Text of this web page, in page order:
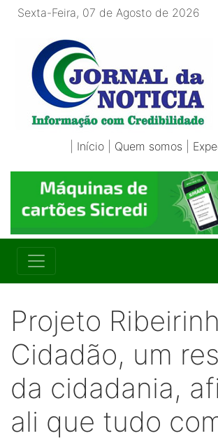
Sexta-Feira, 07 de Agosto de 2026
Início Quem somos
Projeto
Cidadão, um
da cidadania,
ali que tudo